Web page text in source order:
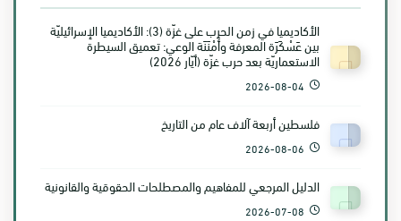
الأكاديميا في زمن الحرب على غزّة (3): الأكاديميا الإسرائيليّة
بين عَسْكَرَة المعرفة وأَمْنَنَة الوعي: تعميق السيطرة
الاستعماريّة بعد حرب غزّة (أيّار 2026)
2026-08-04
فلسطين أربعة آلاف عام من التاريخ
2026-08-06
الدليل المرجعي للمفاهيم والمصطلحات الحقوقية والقانونية
2026-07-08